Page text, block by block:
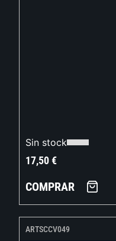
Sin stock
17,50€
COMPRAR
ARTSCCV049